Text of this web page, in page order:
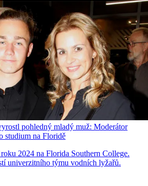
pohledný mladý muž: Moderátor
studium na Floridě
2024 na Florida Southern College.
univerzitního týmu vodních lyžařů.